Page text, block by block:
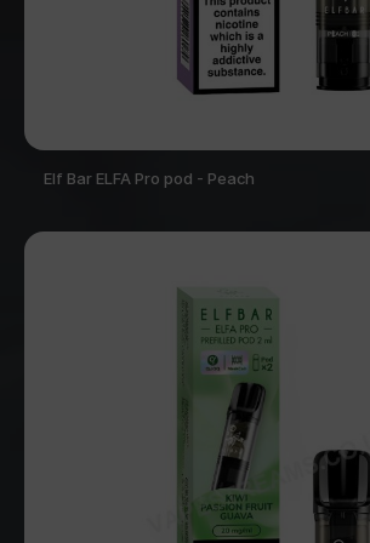
Elf Bar ELFA Pro pod - Peach